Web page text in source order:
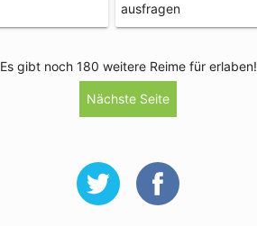
ausfragen
Es gibt noch 180 weitere Reime für erlaben!
Nächste Seite